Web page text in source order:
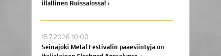
illallinen Ruissalossa! ›
15.7.2026 10:00
Seinäjoki Metal Festivalin pääesiintyjä on